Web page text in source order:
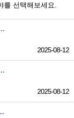
를 선택해보세요.
과후교사 일자리 구합니다
2025-08-12
등 움직임 교육 일자리 지원합니다.
2025-08-12
교사 희망합니다.